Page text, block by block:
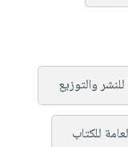
والتوزيع
للكتاب